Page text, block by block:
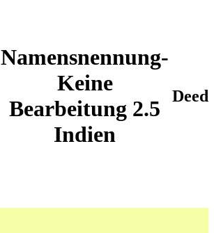
Namensnennung-
Keine
Bearbeitung 2.5
Indien
Deed